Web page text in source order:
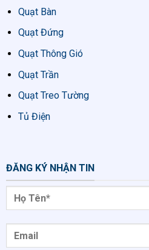
Quạt Bàn
Quạt Đứng
Quạt Thông Gió
Quạt Trần
Quạt Treo Tường
Tủ Điện
ĐĂNG KÝ NHẬN TIN